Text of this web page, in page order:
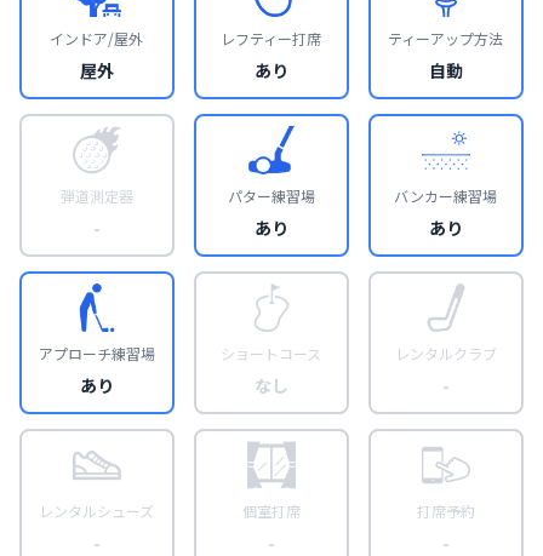
インドア/屋外
屋外
レフティー打席
あり
ティーアップ方法
自動
弾道測定器
-
パター練習場
あり
バンカー練習場
あり
アプローチ練習場
あり
ショートコース
なし
レンタルクラブ
-
レンタルシューズ
-
個室打席
-
打席予約
-